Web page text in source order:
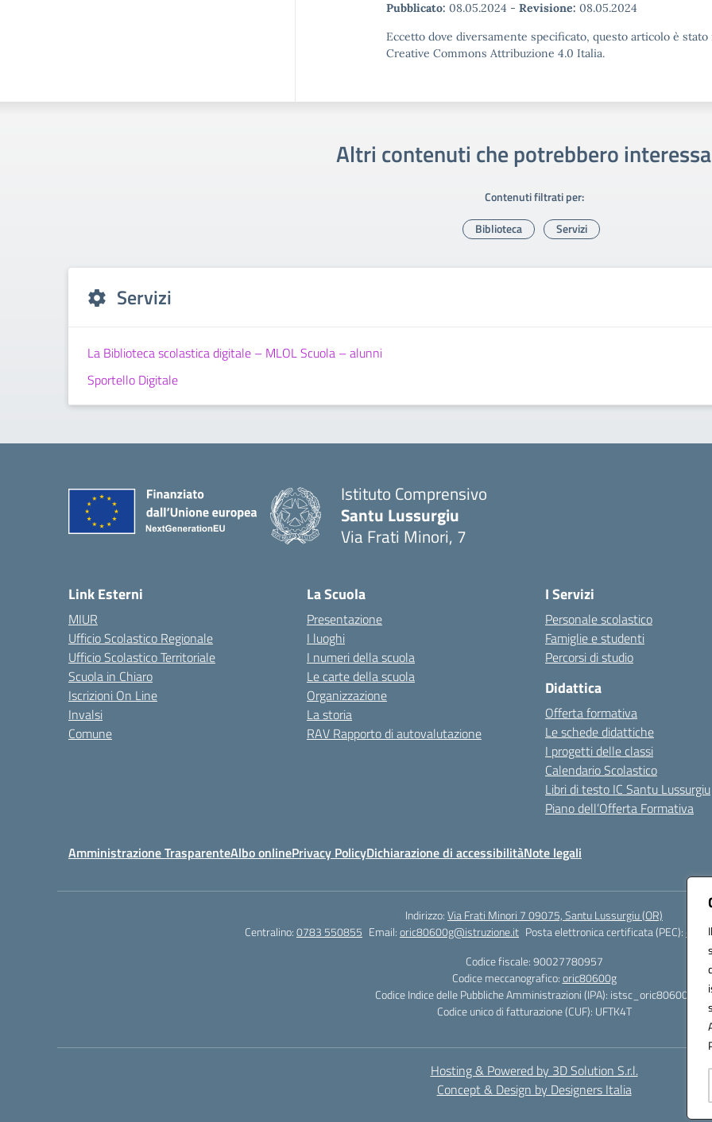
Pubblicato: 08.05.2024 - Revisione: 08.05.2024
Eccetto dove diversamente specificato, questo articolo è
Creative Commons Attribuzione 4.0 Italia.
Altri contenuti che potrebbero
Contenuti filtrati per:
Biblioteca Servizi
Servizi
La Biblioteca scolastica digitale – MLOL Scuola – alunni
Sportello Digitale
Istituto Comprensivo
Santu Lussurgiu
Via Frati Minori, 7
Link Esterni
MIUR
Ufficio Scolastico Regionale
Ufficio Scolastico Territoriale
Scuola in Chiaro
Iscrizioni On Line
Invalsi
Comune
La Scuola
Presentazione
I luoghi
I numeri della scuola
Le carte della scuola
Organizzazione
La storia
RAV Rapporto di autovalutazione
I Servizi
Personale scolastico
Famiglie e studenti
Percorsi di studio
Didattica
Offerta formativa
Le schede didattiche
I progetti delle classi
Calendario Scolastico
Libri di testo IC Santu Lussurgiu
Piano dell’Offerta Formativa
Amministrazione TrasparenteAlbo onlinePrivacy PolicyDichiarazione di accessibilitàNote legali
Indirizzo:Via Frati Minori 7 09075, Santu Lussurgiu (OR)
Centralino:0783 550855 Email:oric80600g@istruzione.it Posta elettronica certificata (PEC):
Codice fiscale: 90027780957
Codice meccanografico:oric80600g
Codice Indice delle Pubbliche Amministrazioni (IPA): istsc_oric80600g
Codice unico di fatturazione (CUF): UFTK4T
Hosting & Powered by 3D Solution S.r.l.
Concept & Design by Designers Italia